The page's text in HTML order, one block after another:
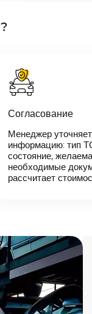
Согласование
Менеджер уточняет
информацию: тип
состояние,
необходимые
рассчитает